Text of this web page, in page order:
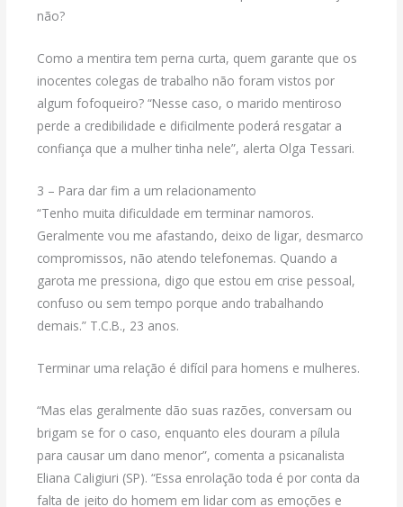
não?
Como a mentira tem perna curta, quem garante que os
inocentes colegas de trabalho não foram vistos por
algum fofoqueiro? “Nesse caso, o marido mentiroso
perde a credibilidade e dificilmente poderá resgatar a
confiança que a mulher tinha nele”, alerta Olga Tessari.
3 – Para dar fim a um relacionamento
“Tenho muita dificuldade em terminar namoros.
Geralmente vou me afastando, deixo de ligar, desmarco
compromissos, não atendo telefonemas. Quando a
garota me pressiona, digo que estou em crise pessoal,
confuso ou sem tempo porque ando trabalhando
demais.” T.C.B., 23 anos.
Terminar uma relação é difícil para homens e mulheres.
“Mas elas geralmente dão suas razões, conversam ou
brigam se for o caso, enquanto eles douram a pílula
para causar um dano menor”, comenta a psicanalista
Eliana Caligiuri (SP). “Essa enrolação toda é por conta da
falta de jeito do homem em lidar com as emoções e